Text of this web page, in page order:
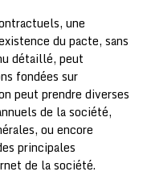
une
du pacte, sans
détaillé, peut
fondées sur
peut prendre diverses
de la société,
ou encore
principales
de la société.